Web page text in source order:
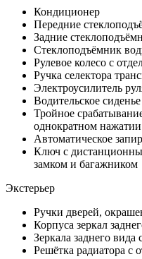
Кондиционер
Передние
Задние
Стеклоподъёмник
Рулевое колесо с
Ручка селектора
Электроусилитель
Водительское
Тройное
однократном нажатии
Автоматическое
Ключ с
замком и багажником
Экстерьер
Ручки дверей,
Корпуса зеркал
Зеркала заднего
Решётка радиатора с